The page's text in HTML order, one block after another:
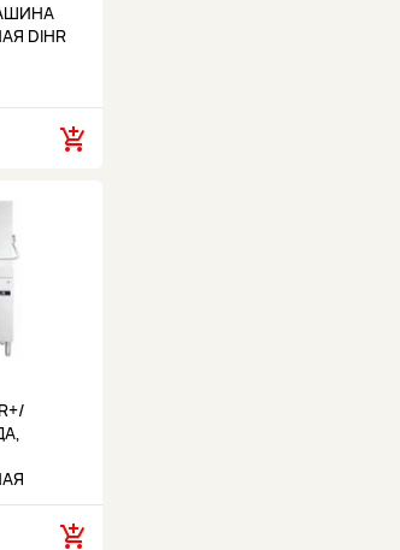
DIHR